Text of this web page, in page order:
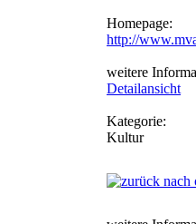
Homepage:
http://
weitere
Detailansicht
Kategorie:
Kultur